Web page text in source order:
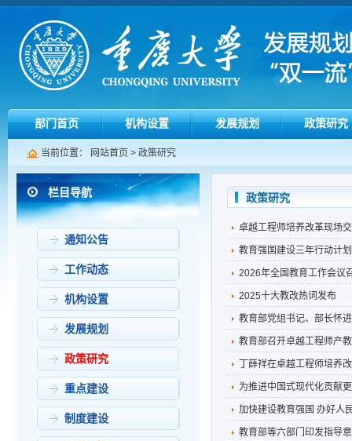
部门首页 机构设置 发展规划 政策研究
当前位置： 网站首页 > 政策研究
栏目导航
通知公告
工作动态
机构设置
发展规划
政策研究
重点建设
制度建设
政策研究
卓越工程师培养改革现场
教育强国建设三年行动计
2026年全国教育工作会议
2025十大教改热词发布
教育部党组书记、部长怀
教育部召开卓越工程师产
丁薛祥在卓越工程师培养改革
为推进中国式现代化贡献
加快建设教育强国 办好
教育部等六部门印发指导